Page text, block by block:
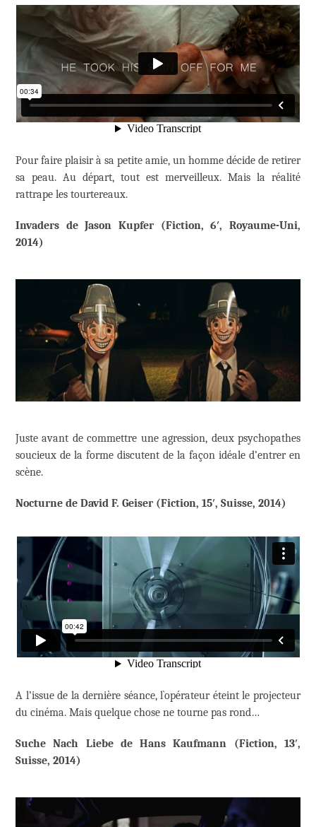
Pour faire plaisir à sa petite amie, un homme décide de retirer
sa peau. Au départ, tout est merveilleux. Mais la réalité
rattrape les tourtereaux.
Invaders de Jason Kupfer (Fiction, 6′, Royaume-Uni,
2014)
Juste avant de commettre une agression, deux psychopathes
soucieux de la forme discutent de la façon idéale d’entrer en
scène.
Nocturne de David F. Geiser (Fiction, 15′, Suisse, 2014)
A l’issue de la dernière séance, l`opérateur éteint le projecteur
du cinéma. Mais quelque chose ne tourne pas rond…
Suche Nach Liebe de Hans Kaufmann (Fiction, 13′,
Suisse, 2014)